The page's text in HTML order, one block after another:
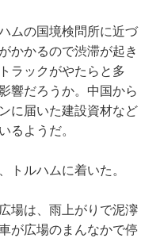
ムの国境検問所に近づ
かかるので渋滞が起き
ラックがやたらと多
響だろうか。中国から
に届いた建設資材など
るようだ。
ルハムに着いた。
場は、雨上がりで泥濘
が広場のまんなかで停